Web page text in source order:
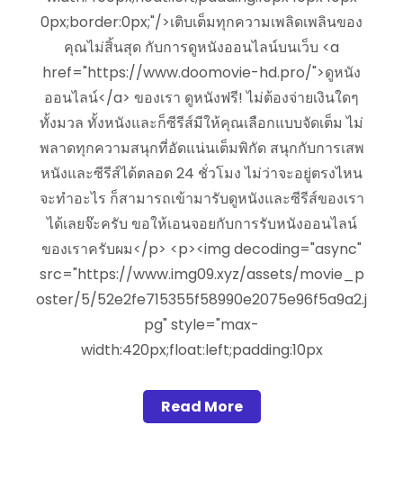
0px;border:0px;"/>เติบเต็มทุกความเพลิดเพลินของ
คุณไม่สิ้นสุด กับการดูหนังออนไลน์บนเว็บ <a
href="https://www.doomovie-hd.pro/">ดูหนัง
ออนไลน์</a> ของเรา ดูหนังฟรี! ไม่ต้องจ่ายเงินใดๆ
ทั้งมวล ทั้งหนังและก็ซีรีส์มีให้คุณเลือกแบบจัดเต็ม ไม่
พลาดทุกความสนุกที่อัดแน่นเต็มพิกัด สนุกกับการเสพ
หนังและซีรีส์ได้ตลอด 24 ชั่วโมง ไม่ว่าจะอยู่ตรงไหน
จะทำอะไร ก็สามารถเข้ามารับดูหนังและซีรีส์ของเรา
ได้เลยจ๊ะครับ ขอให้เอนจอยกับการรับหนังออนไลน์
ของเราครับผม</p> <p><img decoding="async"
src="https://www.img09.xyz/assets/movie_p
oster/5/52e2fe715355f58990e2075e96f5a9a2.j
pg" style="max-
width:420px;float:left;padding:10px
Read More